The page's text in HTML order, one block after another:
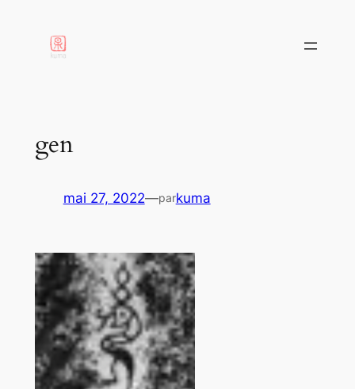
contenu
gen
mai 27, 2022—parkuma